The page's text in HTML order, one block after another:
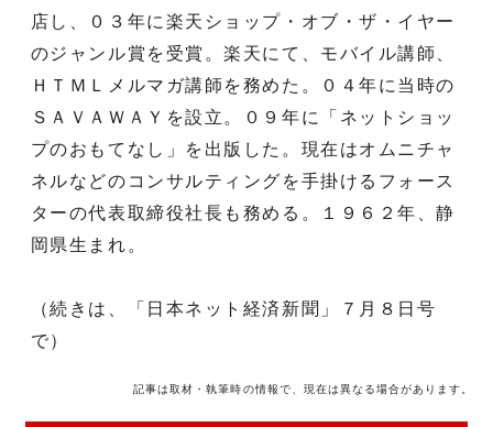
店し、０３年に楽天ショップ・オブ・ザ・イヤー
のジャンル賞を受賞。楽天にて、モバイル講師、
ＨＴＭＬメルマガ講師を務めた。０４年に当時の
ＳＡＶＡＷＡＹを設立。０９年に「ネットショッ
プのおもてなし」を出版した。現在はオムニチャ
ネルなどのコンサルティングを手掛けるフォース
ターの代表取締役社長も務める。１９６２年、静
岡県生まれ。
（続きは、「日本ネット経済新聞」７月８日号
で）
記事は取材・執筆時の情報で、現在は異なる場合があります。